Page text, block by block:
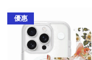
優惠